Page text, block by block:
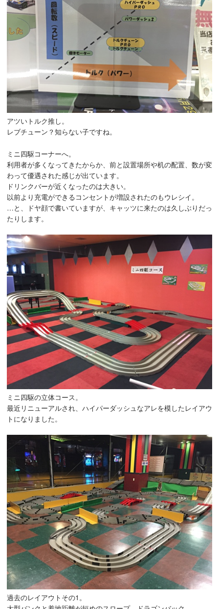
アツいトルク推し。
レブチューン？知らない子ですね。
ミニ四駆コーナーへ。
利用者が多くなってきたからか、前と設置場所や机の配置、数が変
わって優遇された感じが出ています。
ドリンクバーが近くなったのは大きい。
以前より充電ができるコンセントが増設されたのもウレシイ。
…と、ドヤ顔で書いていますが、キャッツに来たのは久しぶりだっ
たりします。
ミニ四駆の立体コース。
最近リニューアルされ、ハイパーダッシュなアレを模したレイアウ
トになりました。
過去のレイアウトその1。